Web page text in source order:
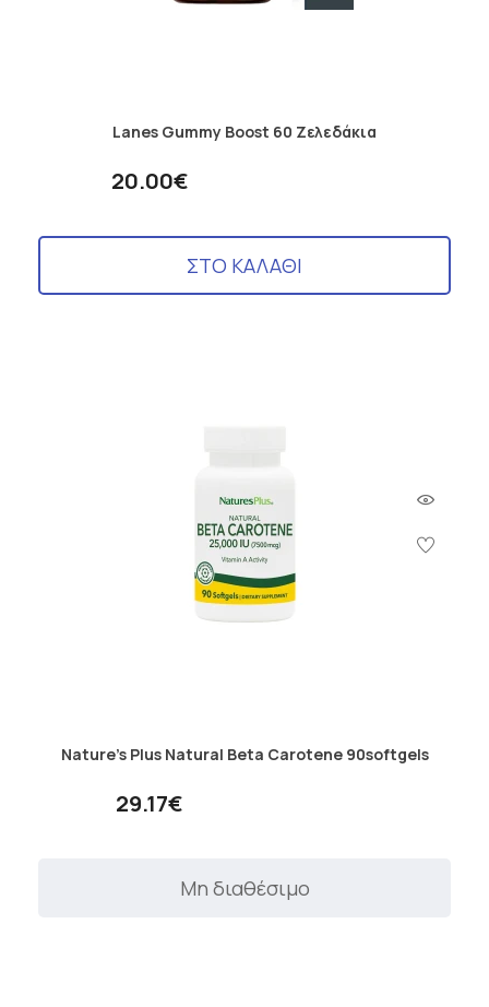
Lanes Gummy Boost 60 Ζελεδάκια
20.00€
ΣΤΟ ΚΑΛΑΘΙ
Nature's Plus Natural Beta Carotene 90softgels
29.17€
Μη διαθέσιμο